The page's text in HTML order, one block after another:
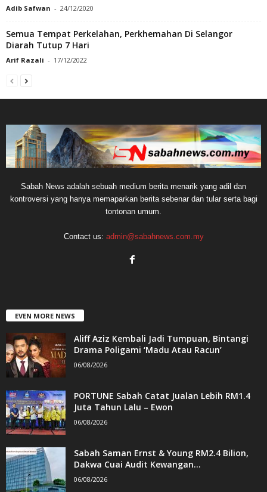
Adib Safwan - 24/12/2020
Semua Tempat Perkelahan, Perkhemahan Di Selangor
Diarah Tutup 7 Hari
Arif Razali - 17/12/2022
Sabah News adalah sebuah medium berita menarik yang adil dan
kontroversi yang hanya memaparkan berita sebenar dan tular serta bagi
tontonan umum.
Contact us: admin@sabahnews.com.my
EVEN MORE NEWS
Aliff Aziz Kembali Jadi Tumpuan, Bintangi
Drama Poligami ‘Madu Atau Racun’
06/08/2026
PORTUNE Sabah Catat Jualan Lebih RM1.4
Juta Tahun Lalu – Ewon
06/08/2026
Sabah Saman Ernst & Young RM2.4 Bilion,
Dakwa Cuai Audit Kewangan...
06/08/2026